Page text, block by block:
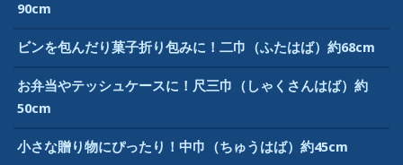
90cm
ビンを包んだり菓子折り包みに！二巾（ふたはば）約68cm
お弁当やテッシュケースに！尺三巾（しゃくさんはば）約
50cm
小さな贈り物にぴったり！中巾（ちゅうはば）約45cm